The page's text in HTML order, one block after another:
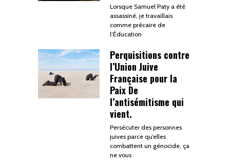
Lorsque Samuel Paty a été
assassiné, je travaillais
comme précaire de
l’Éducation
Perquisitions contre
l’Union Juive
Française pour la
Paix De
l’antisémitisme qui
vient.
Persécuter des personnes
juives parce qu’elles
combattent un génocide, ça
ne vous